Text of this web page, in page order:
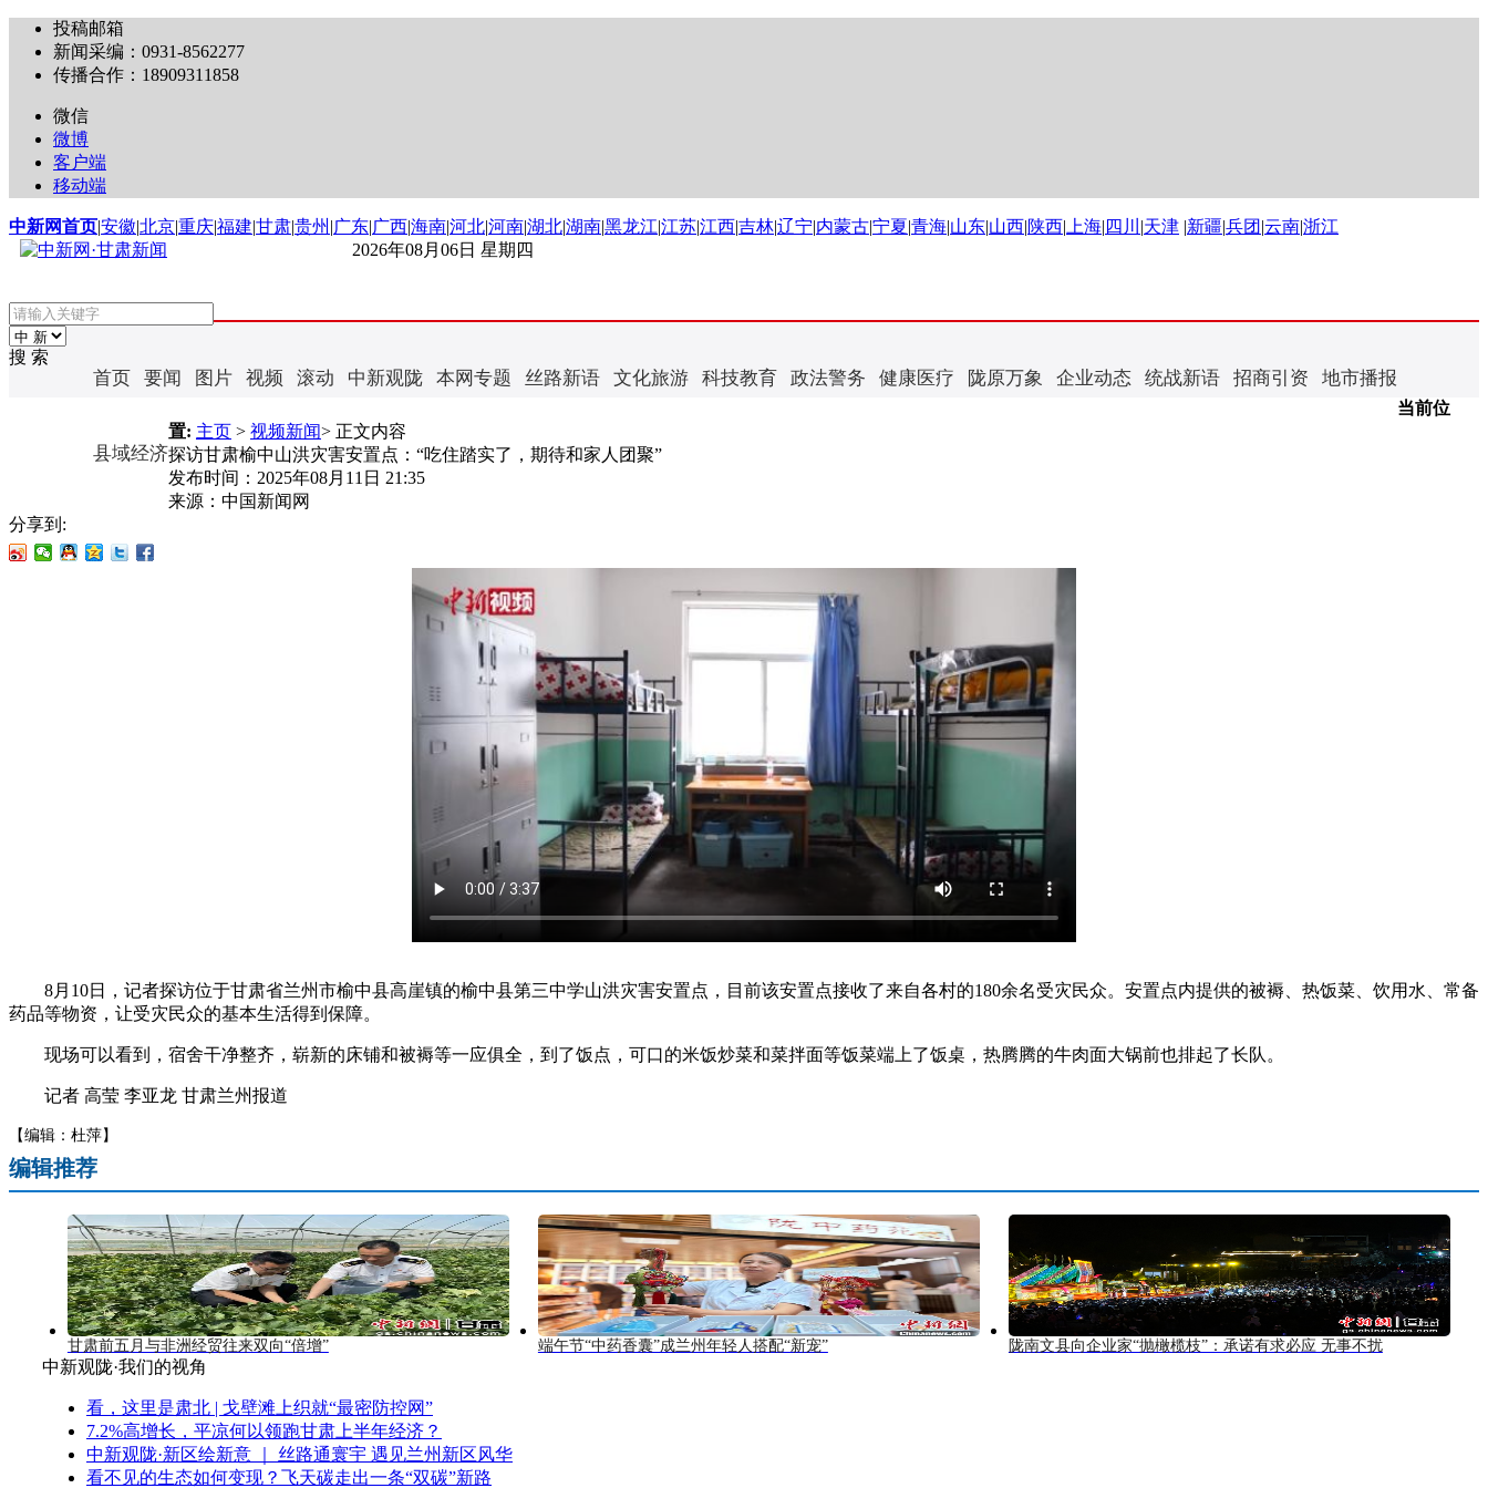
投稿邮箱
新闻采编：0931-8562277
传播合作：18909311858
微信
微博
客户端
移动端
中新网首页|安徽|北京|重庆|福建|甘肃|贵州 |广东|广西|海南|河北|河南|湖北|湖南|黑龙江|江苏|江西|吉林|辽宁|内蒙古|宁夏|青海|山东|山西|陕西| 上海| 四川 |天津 |新疆|兵团 |云南|浙江
2026年08月06日 星期四
搜 索
首页 要闻 图片 视频 滚动 中新观陇 本网专题 丝路新语 文化旅游 科技教育 政法警务 健康医疗 陇原万象 企业动态 统战新语 招商引资 地市播报
县域经济
当前位
置: 主页 > 视频新闻> 正文内容
探访甘肃榆中山洪灾害安置点：“吃住踏实了，期待和家人团聚”
发布时间： 2025年08月11日 21:35
来源： 中国新闻网
分享到:
8月10日，记者探访位于甘肃省兰州市榆中县高崖镇的榆中县第三中学山洪灾害安置点，目前该安置点接收了来自各村的180余名受灾民众。安置点内提供的被褥、热饭菜、饮用水、常备
药品等物资，让受灾民众的基本生活得到保障。
现场可以看到，宿舍干净整齐，崭新的床铺和被褥等一应俱全，到了饭点，可口的米饭炒菜和菜拌面等饭菜端上了饭桌，热腾腾的牛肉面大锅前也排起了长队。
记者 高莹 李亚龙 甘肃兰州报道
【编辑：杜萍】
编辑推荐
甘肃前五月与非洲经贸往来双向“倍增” 端午节“中药香囊”成兰州年轻人搭配“新宠” 陇南文县向企业家“抛橄榄枝”：承诺有求必应 无事不扰
中新观陇·我们的视角
看，这里是肃北 | 戈壁滩上织就“最密防控网”
7.2%高增长，平凉何以领跑甘肃上半年经济？
中新观陇·新区绘新意 ｜ 丝路通寰宇 遇见兰州新区风华
看不见的生态如何变现？飞天碳走出一条“双碳”新路